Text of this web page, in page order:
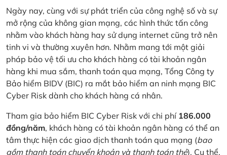
Ngày nay, cùng với sự phát triển của công nghệ số và sự
mở rộng của không gian mạng, các hình thức tấn công
nhằm vào khách hàng hay sử dụng internet cũng trở nên
tinh vi và thường xuyên hơn. Nhằm mang tới một giải
pháp bảo vệ tối ưu cho khách hàng có tài khoản ngân
hàng khi mua sắm, thanh toán qua mạng, Tổng Công ty
Bảo hiểm BIDV (BIC) ra mắt bảo hiểm an ninh mạng BIC
Cyber Risk dành cho khách hàng cá nhân.
Tham gia bảo hiểm BIC Cyber Risk với chi phí 186.000
đồng/năm, khách hàng có tài khoản ngân hàng có thể an
tâm thực hiện các giao dịch thanh toán qua mạng (bao
gồm thanh toán chuyển khoản và thanh toán thẻ). Cụ thể,